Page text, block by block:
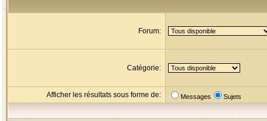
Forum:
Catégorie:
Afficher les résultats sous forme de: Messages Sujets